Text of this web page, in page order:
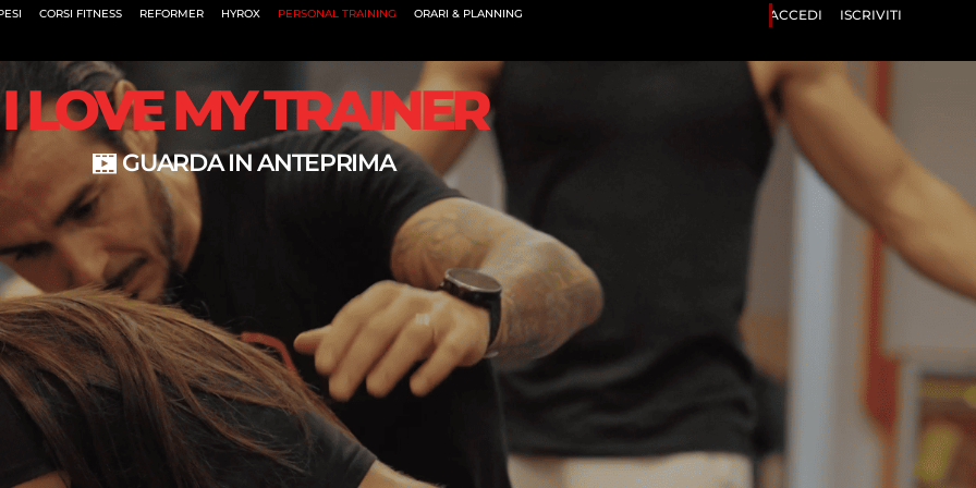
CORSI FITNESS REFORMER HYROX PERSONAL TRAINING ORARI & PLANNING ACCEDI ISCRIVITI
I LOVE MY TRAINER
GUARDA IN ANTEPRIMA